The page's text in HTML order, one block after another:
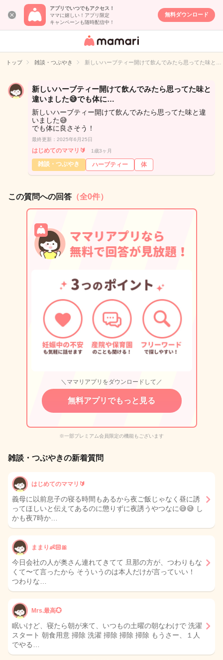
アプリでいつでもアクセス！
ママに嬉しい！アプリ限定
キャンペーンも随時配信中！
無料ダウンロード
女性専用匿名QA
イト
トップ 雑談・つぶやき 新しいハーブティー開けて飲んでみたら思ってた味と…
新しいハーブティー開けて飲んでみたら思ってた味と
違いました😅でも体に…
新しいハーブティー開けて飲んでみたら思ってた味と違
いました😅
でも体に良さそう！
最終更新：2025年6月25日
はじめてのママリ🔰 1歳3ヶ月
雑談・つぶやき ハーブティー 体
この質問への回答 （全0件）
＼ママリアプリをダウンロードして／
無料アプリでもっと見る
※一部プレミアム会員限定の機能もございます
雑談・つぶやきの新着質問
はじめてのママリ🔰
義母に以前息子の寝る時間もあるから夜ご飯じゃなく昼に誘
ってほしいと伝えてあるのに懲りずに夜誘うやつなに😅😅 し
かも夜7時か…
ままり👶🏻🎀
今日会社の人が奥さん連れてきてて 旦那の方が、つわりもな
くて〜て言ったから そういうのは本人だけが言っていい！
つわりな…
Mrs.最高💮
眠いけど、寝たら朝が来て、いつもの土曜の朝なわけで 洗濯
スタート 朝食用意 掃除 洗濯 掃除 掃除 掃除 もうさー、１人
でやる…